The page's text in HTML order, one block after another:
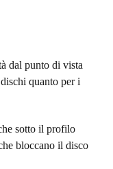
dal punto di vista
quanto per i
sotto il profilo
bloccano il disco